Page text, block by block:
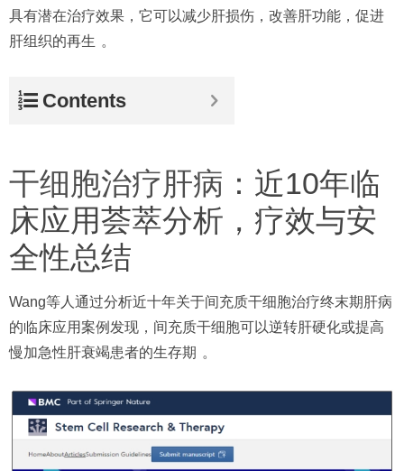
具有潜在治疗效果，它可以减少肝损伤，改善肝功能，促进
肝组织的再生 。
Contents
干细胞治疗肝病 ：近10年临
床应用荟萃分析，疗效与安
全性总结
Wang等人通过分析近十年关于间充质干细胞治疗终末期肝病
的临床应用案例发现，间充质干细胞可以逆转肝硬化或提高
慢加急性肝衰竭患者的生存期 。